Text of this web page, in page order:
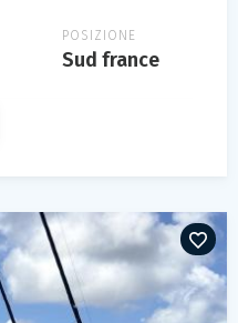
POSIZIONE
Sud france